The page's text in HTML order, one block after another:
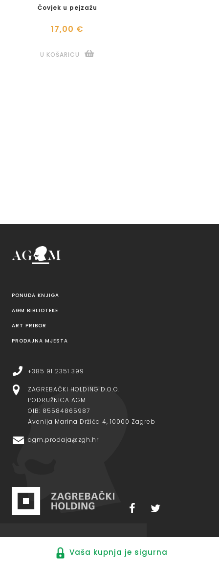
Čovjek u pejzažu
17,00 €
U KOŠARICU
PONUDA KNJIGA
AGM BIBLIOTEKE
ART PRIBOR
PRODAJNA MJESTA
+385 91 2351 399
ZAGREBAČKI HOLDING D.O.O.
PODRUŽNICA AGM
OIB: 85584865987
Avenija Marina Držića 4, 10000 Zagreb
agm.prodaja@zgh.hr
Vaša kupnja je sigurna